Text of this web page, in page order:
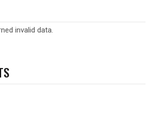
invalid data.